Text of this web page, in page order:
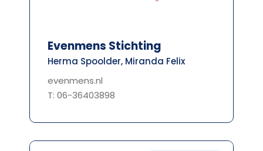
Evenmens Stichting
Herma Spoolder, Miranda Felix
evenmens.nl
T: 06-36403898